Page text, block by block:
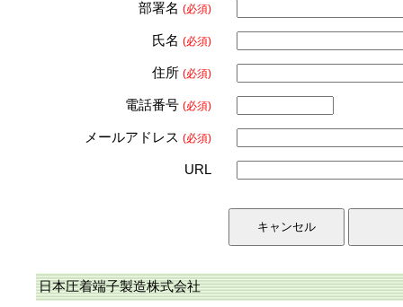
部署名 (必須)
氏名 (必須)
住所 (必須)
電話番号 (必須)
メールアドレス (必須)
URL
日本圧着端子製造株式会社